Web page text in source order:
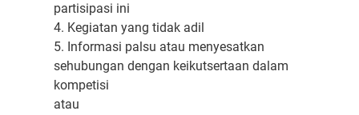
partisipasi ini
4. Kegiatan yang tidak adil
5. Informasi palsu atau menyesatkan
sehubungan dengan keikutsertaan dalam
kompetisi
atau